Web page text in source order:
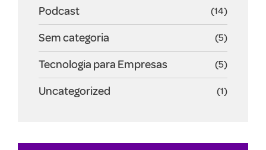
Podcast (14)
Sem categoria (5)
Tecnologia para Empresas (5)
Uncategorized (1)